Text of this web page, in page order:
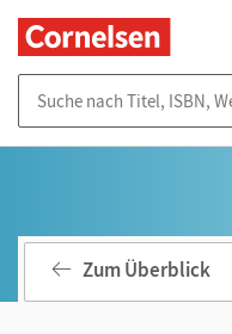
Zum Überblick